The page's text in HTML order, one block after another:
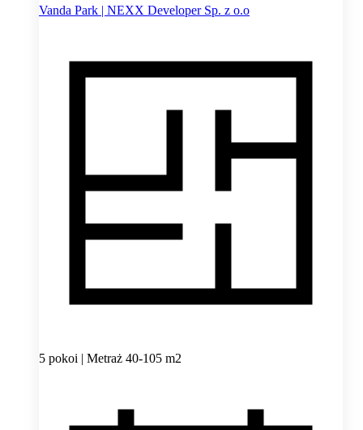
Vanda Park | NEXX Developer Sp. z o.o
5 pokoi | Metraż 40-105 m2